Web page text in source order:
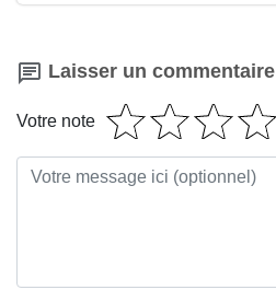
Laisser un commentaire
Votre note